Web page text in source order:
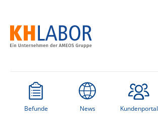
Befunde News Kundenportal
Startseite